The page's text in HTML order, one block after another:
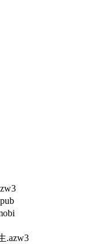
.azw3